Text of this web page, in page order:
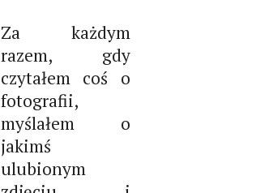
Za każdym
razem, gdy
czytałem coś o
fotografii,
myślałem o
jakimś
ulubionym